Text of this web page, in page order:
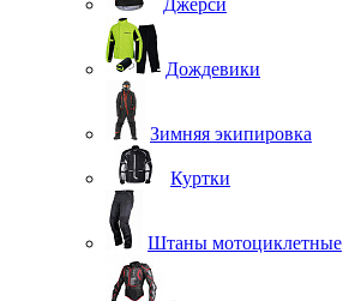
Джерси
Дождевики
Зимняя экипировка
Куртки
Штаны мотоциклетные